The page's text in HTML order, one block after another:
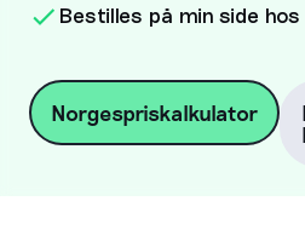
Bestilles på min side hos
Norgespriskalkulator